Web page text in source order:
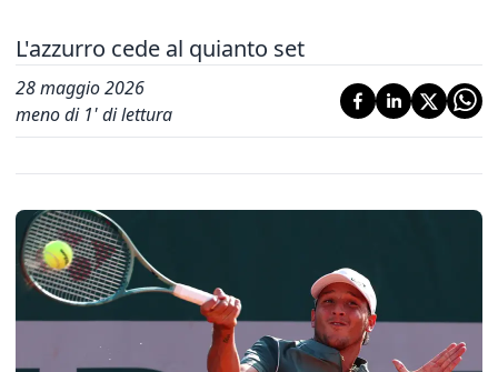
L'azzurro cede al quianto set
28 maggio 2026
meno di 1' di lettura